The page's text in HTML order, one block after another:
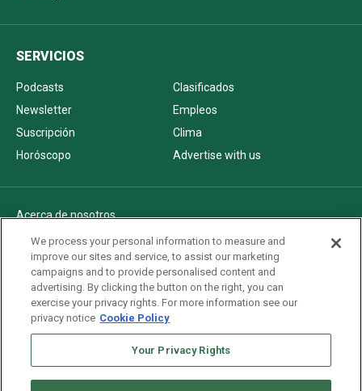
SERVICIOS
Podcasts
Clasificados
Newsletter
Empleos
Suscripción
Clima
Horóscopo
Advertise with us
Acerca de nosotros
Politica de privacidad
Pautas Editoriales
AdChoices
Advertise with us
Newsletters
We process your personal information to measure and
improve our sites and service, to assist our marketing
campaigns and to provide personalised content and
advertising. By clicking the button on the right, you can
exercise your privacy rights. For more information see our
privacy notice Cookie Policy
Your Privacy Rights